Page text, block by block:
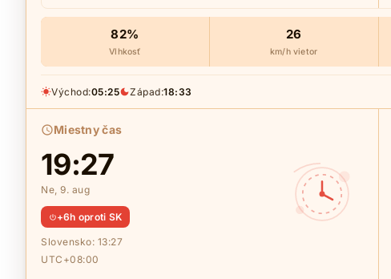
82%
Vlhkosť
26
km/h vietor
Východ:05:25 Západ:18:33
Miestny čas
19:27
Ne, 9. aug
+6h oproti SK
Slovensko: 13:27
UTC+08:00